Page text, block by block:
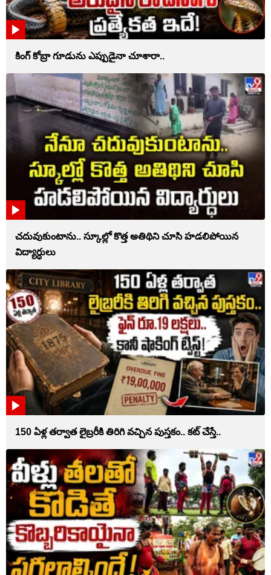
కింగ్ కోబ్రా గూడును ఎప్పుడైనా చూశారా..
చదువుకుంటాను.. స్కూల్లో కొత్త అతిథిని చూసి హడలిపోయిన
విద్యార్ధులు
150 ఏళ్ల తర్వాత లైబ్రరీకి తిరిగి వచ్చిన పుస్తకం.. కట్ చేస్తే..